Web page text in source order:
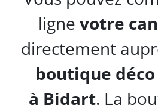
ligne votre
directement
boutique
à Bidart. La